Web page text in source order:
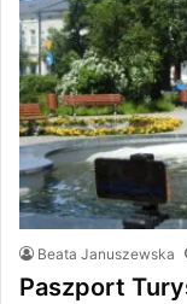
Beata Januszewska
Paszport